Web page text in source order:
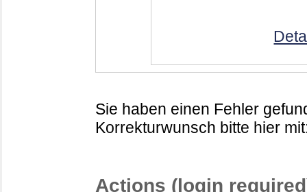
Sie haben einen Fehler
Korrekturwunsch bitte hier
Actions (login